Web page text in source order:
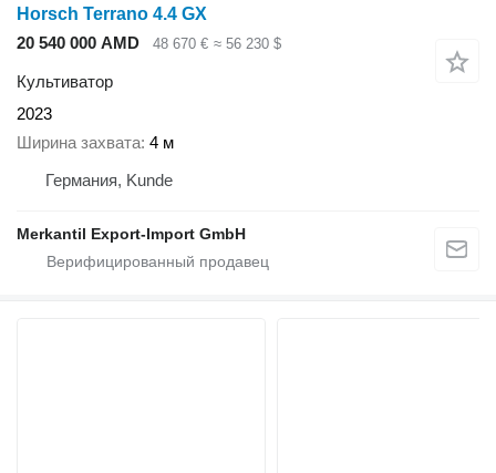
Horsch Terrano 4.4 GX
20 540 000 AMD
48 670 € ≈ 56 230 $
Культиватор
2023
Ширина захвата 4 м
Германия, Kunde
Merkantil Export-Import GmbH